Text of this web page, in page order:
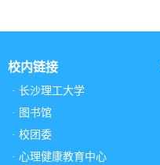
校内链接
· 长沙理工大学
· 图书馆
· 校团委
· 心理健康教育中心